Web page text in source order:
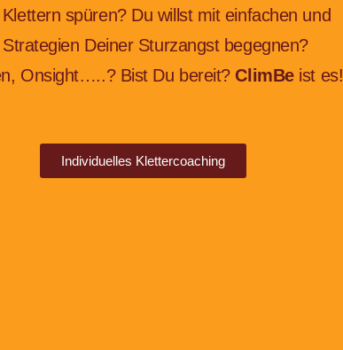
spüren? Du willst mit einfachen und
Deiner Sturzangst begegnen?
Onsight…..? Bist Du bereit? ClimBeist es!
Individuelles Klettercoaching